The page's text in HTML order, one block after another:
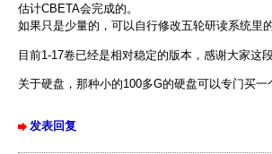
估计CBETA会完成的。
如果只是少量的，可以自行修改五轮研读系统里
目前1-17卷已经是相对稳定的版本，感谢大家这
关于硬盘，那种小的100多G的硬盘可以专门买
发表回复